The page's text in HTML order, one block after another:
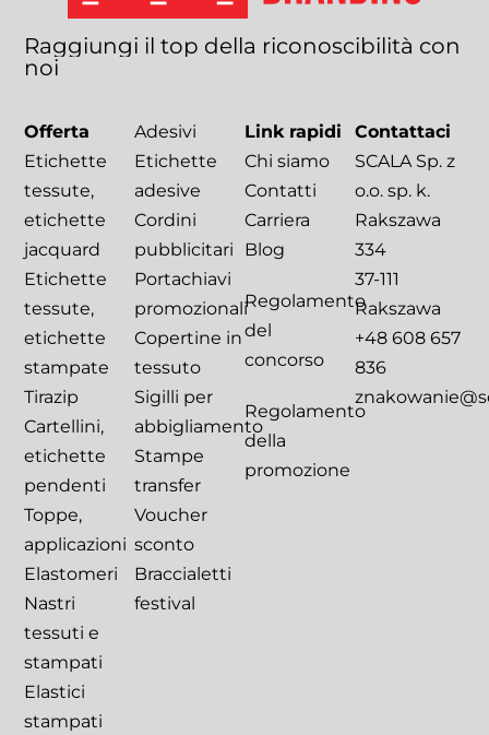
Offerta
Etichette
tessute,
etichette
jacquard
Etichette
tessute,
etichette
stampate
Tirazip
Cartellini,
etichette
pendenti
Toppe,
applicazioni
Elastomeri
Nastri
tessuti e
stampati
Elastici
stampati
Adesivi
Etichette
adesive
Cordini
pubblicitari
Portachiavi
promozionali
Copertine in
tessuto
Sigilli per
abbigliamento
Stampe
transfer
Voucher
sconto
Braccialetti
festival
Link rapidi
Chi siamo
Contatti
Carriera
Blog
Regolamento
del
concorso
Regolamento
della
promozione
Contattaci
SCALA Sp. z
o.o. sp. k.
Rakszawa
334
37-111
Rakszawa
+48 608 657
836
Raggiungi il top della riconoscibilità con
noi